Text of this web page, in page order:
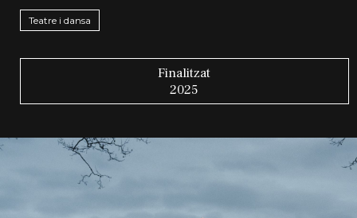
Teatre i dansa
Finalitzat
2025